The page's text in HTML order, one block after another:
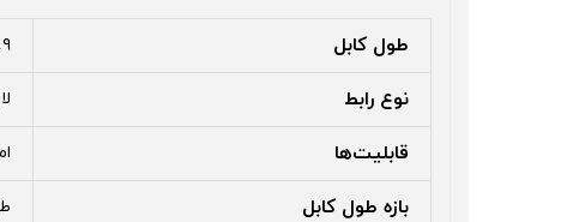
طول کابل ۰.۹
نوع رابط
قابلیت‌ها
بازه طول کابل